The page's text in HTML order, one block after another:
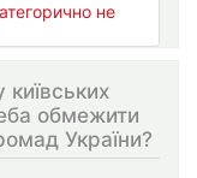
не
обмежити
України?